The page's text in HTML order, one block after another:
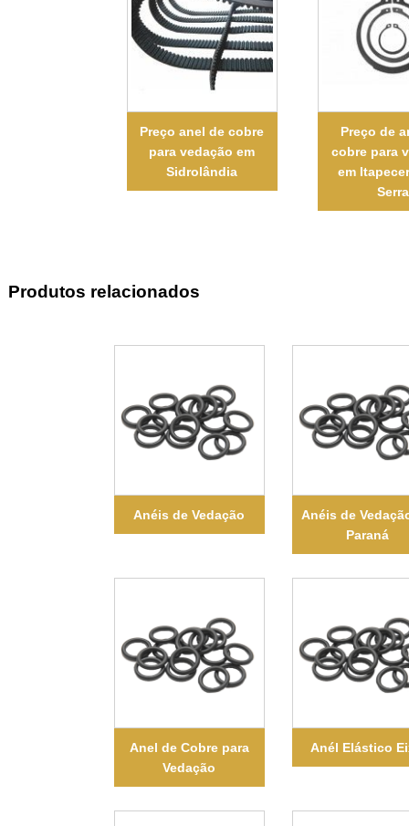
Preço anel de cobre
para vedação em
Sidrolândia
Preço de
cobre para
em
Serra
Produtos relacionados
Anéis de Vedação
Anéis de
Paraná
Anel de Cobre para
Vedação
Anél Elástico